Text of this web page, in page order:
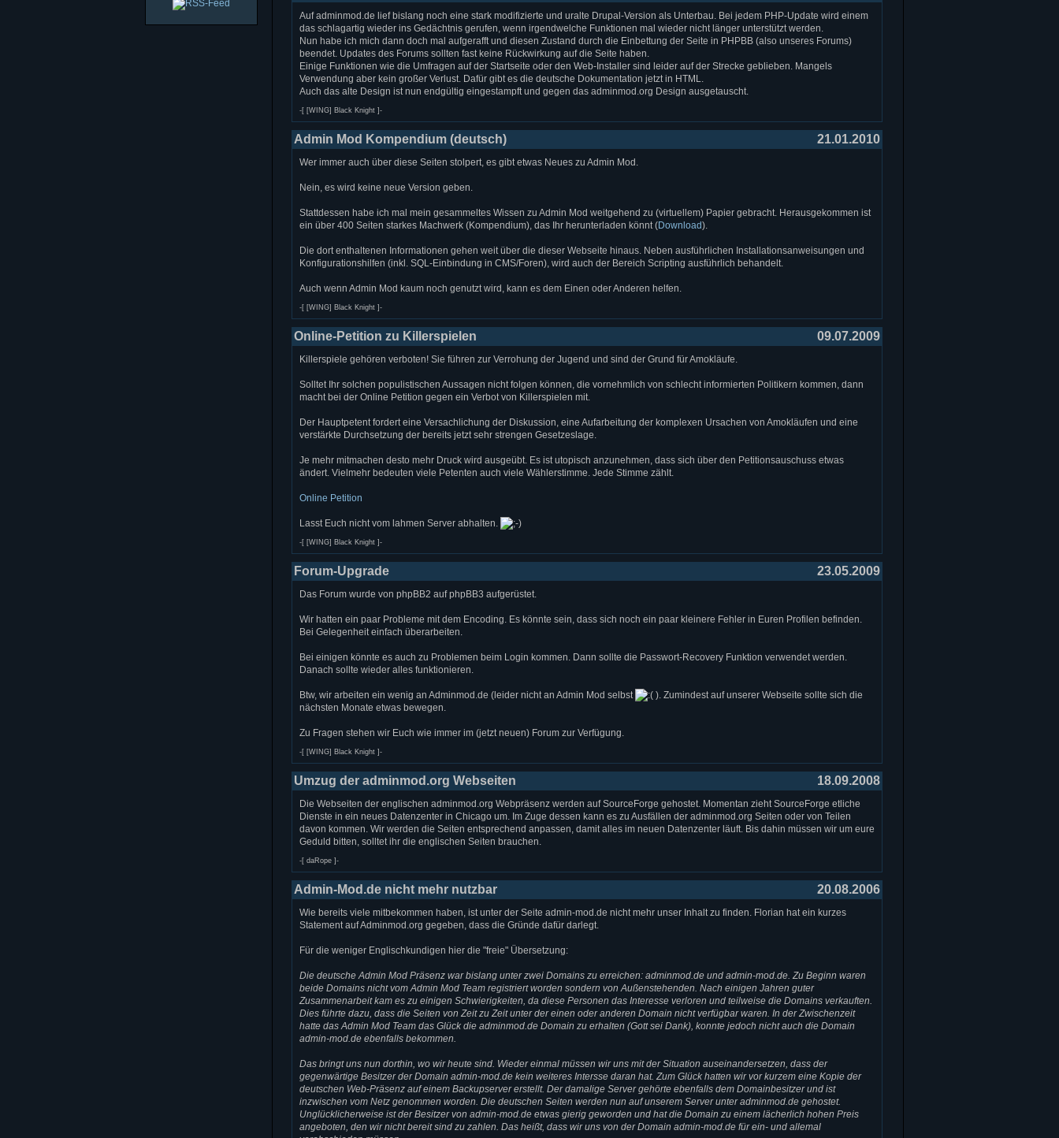
Auf adminmod.de lief bislang noch eine stark modifizierte und uralte Drupal-Version als Unterbau. Bei jedem PHP-Update wird einem
das schlagartig wieder ins Gedächtnis gerufen, wenn irgendwelche Funktionen mal wieder nicht länger unterstützt werden.
Nun habe ich mich dann doch mal aufgerafft und diesen Zustand durch die Einbettung der Seite in PHPBB (also unseres Forums)
beendet. Updates des Forums sollten fast keine Rückwirkung auf die Seite haben.
Einige Funktionen wie die Umfragen auf der Startseite oder den Web-Installer sind leider auf der Strecke geblieben. Mangels
Verwendung aber kein großer Verlust. Dafür gibt es die deutsche Dokumentation jetzt in HTML.
Auch das alte Design ist nun endgültig eingestampft und gegen das adminmod.org Design ausgetauscht.
-[ [WING] Black Knight ]-
Admin Mod Kompendium (deutsch) 21.01.2010
Wer immer auch über diese Seiten stolpert, es gibt etwas Neues zu Admin Mod.
Nein, es wird keine neue Version geben.
Stattdessen habe ich mal mein gesammeltes Wissen zu Admin Mod weitgehend zu (virtuellem) Papier gebracht. Herausgekommen ist
ein über 400 Seiten starkes Machwerk (Kompendium), das Ihr herunterladen könnt (Download).
Die dort enthaltenen Informationen gehen weit über die dieser Webseite hinaus. Neben ausführlichen Installationsanweisungen und
Konfigurationshilfen (inkl. SQL-Einbindung in CMS/Foren), wird auch der Bereich Scripting ausführlich behandelt.
Auch wenn Admin Mod kaum noch genutzt wird, kann es dem Einen oder Anderen helfen.
-[ [WING] Black Knight ]-
Online-Petition zu Killerspielen 09.07.2009
Killerspiele gehören verboten! Sie führen zur Verrohung der Jugend und sind der Grund für Amokläufe.
Solltet Ihr solchen populistischen Aussagen nicht folgen können, die vornehmlich von schlecht informierten Politikern kommen, dann
macht bei der Online Petition gegen ein Verbot von Killerspielen mit.
Der Hauptpetent fordert eine Versachlichung der Diskussion, eine Aufarbeitung der komplexen Ursachen von Amokläufen und eine
verstärkte Durchsetzung der bereits jetzt sehr strengen Gesetzeslage.
Je mehr mitmachen desto mehr Druck wird ausgeübt. Es ist utopisch anzunehmen, dass sich über den Petitionsauschuss etwas
ändert. Vielmehr bedeuten viele Petenten auch viele Wählerstimme. Jede Stimme zählt.
Online Petition
Lasst Euch nicht vom lahmen Server abhalten.
-[ [WING] Black Knight ]-
Forum-Upgrade 23.05.2009
Das Forum wurde von phpBB2 auf phpBB3 aufgerüstet.
Wir hatten ein paar Probleme mit dem Encoding. Es könnte sein, dass sich noch ein paar kleinere Fehler in Euren Profilen befinden.
Bei Gelegenheit einfach überarbeiten.
Bei einigen könnte es auch zu Problemen beim Login kommen. Dann sollte die Passwort-Recovery Funktion verwendet werden.
Danach sollte wieder alles funktionieren.
Btw, wir arbeiten ein wenig an Adminmod.de (leider nicht an Admin Mod selbst
). Zumindest auf unserer Webseite sollte sich die
nächsten Monate etwas bewegen.
Zu Fragen stehen wir Euch wie immer im (jetzt neuen) Forum zur Verfügung.
-[ [WING] Black Knight ]-
Umzug der adminmod.org Webseiten 18.09.2008
Die Webseiten der englischen adminmod.org Webpräsenz werden auf SourceForge gehostet. Momentan zieht SourceForge etliche
Dienste in ein neues Datenzenter in Chicago um. Im Zuge dessen kann es zu Ausfällen der adminmod.org Seiten oder von Teilen
davon kommen. Wir werden die Seiten entsprechend anpassen, damit alles im neuen Datenzenter läuft. Bis dahin müssen wir um eure
Geduld bitten, solltet ihr die englischen Seiten brauchen.
-[ daRope ]-
Admin-Mod.de nicht mehr nutzbar 20.08.2006
Wie bereits viele mitbekommen haben, ist unter der Seite admin-mod.de nicht mehr unser Inhalt zu finden. Florian hat ein kurzes
Statement auf Adminmod.org gegeben, dass die Gründe dafür darlegt.
Für die weniger Englischkundigen hier die "freie" Übersetzung:
Die deutsche Admin Mod Präsenz war bislang unter zwei Domains zu erreichen: adminmod.de und admin-mod.de. Zu Beginn waren
beide Domains nicht vom Admin Mod Team registriert worden sondern von Außenstehenden. Nach einigen Jahren guter
Zusammenarbeit kam es zu einigen Schwierigkeiten, da diese Personen das Interesse verloren und teilweise die Domains verkauften.
Dies führte dazu, dass die Seiten von Zeit zu Zeit unter der einen oder anderen Domain nicht verfügbar waren. In der Zwischenzeit
hatte das Admin Mod Team das Glück die adminmod.de Domain zu erhalten (Gott sei Dank), konnte jedoch nicht auch die Domain
admin-mod.de ebenfalls bekommen.
Das bringt uns nun dorthin, wo wir heute sind. Wieder einmal müssen wir uns mit der Situation auseinandersetzen, dass der
gegenwärtige Besitzer der Domain admin-mod.de kein weiteres Intersse daran hat. Zum Glück hatten wir vor kurzem eine Kopie der
deutschen Web-Präsenz auf einem Backupserver erstellt. Der damalige Server gehörte ebenfalls dem Domainbesitzer und ist
inzwischen vom Netz genommen worden. Die deutschen Seiten werden nun auf unserem Server unter adminmod.de gehostet.
Unglücklicherweise ist der Besitzer von admin-mod.de etwas gierig geworden und hat die Domain zu einem lächerlich hohen Preis
angeboten, den wir nicht bereit sind zu zahlen. Das heißt, dass wir uns von der Domain admin-mod.de für ein- und allemal